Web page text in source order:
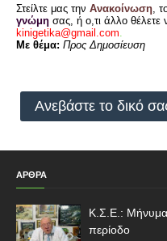
Στείλτε μας την Ανακοίνωση ,
γνώμη σας, ή ο,τι άλλο θέλετε
kinigetika@gmail.com
Με θέμα: Προς Δημοσίευση
Ανεβάστε το δικό
ΑΡΘΡΑ
Κ.Σ.Ε.: Μήνυμα
περίοδο